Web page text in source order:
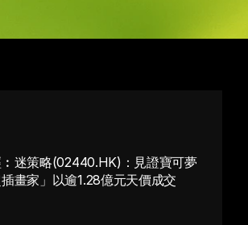
迷策略(02440.HK)：見證寶可夢
畫家」以逾1.28億元天價成交